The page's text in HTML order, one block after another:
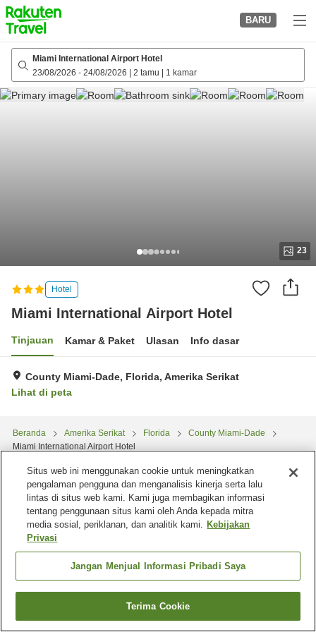
to
top
page
BARU
Miami International Airport Hotel
23/08/2026 - 24/08/2026 2 tamu 1 kamar
23
Hotel
Miami International Airport Hotel
Tinjauan Kamar & Paket Ulasan Info dasar
County Miami-Dade, Florida, Amerika Serikat
Lihat di peta
Beranda Amerika Serikat Florida
County Miami-Dade
Miami International Airport Hotel
Cari kamar
Situs web ini menggunakan cookie untuk meningkatkan
pengalaman pengguna dan menganalisis kinerja serta lalu
lintas di situs web kami. Kami juga membagikan informasi
tentang penggunaan situs kami oleh Anda kepada mitra
media sosial, periklanan, dan analitik kami. Kebijakan
Privasi
Jangan Menjual Informasi Pribadi Saya
Terima Cookie